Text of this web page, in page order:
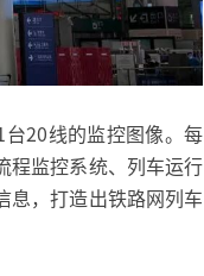
20线的监控图像。每
程监控系统、列车运行
息，打造出铁路网列车